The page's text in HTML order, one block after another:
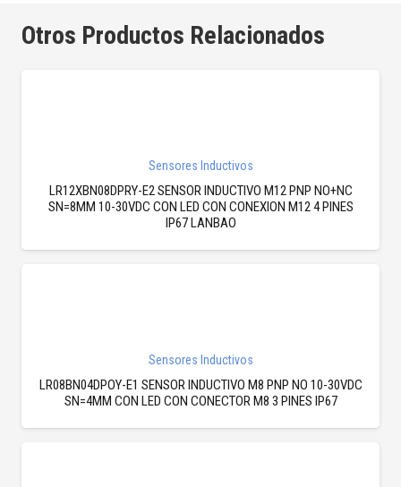
Otros Productos Relacionados
Sensores Inductivos
LR12XBN08DPRY-E2 SENSOR INDUCTIVO M12 PNP NO+NC
SN=8MM 10-30VDC CON LED CON CONEXION M12 4 PINES
IP67 LANBAO
Sensores Inductivos
LR08BN04DPOY-E1 SENSOR INDUCTIVO M8 PNP NO 10-30VDC
SN=4MM CON LED CON CONECTOR M8 3 PINES IP67